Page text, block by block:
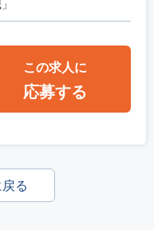
この求人に
応募する
る